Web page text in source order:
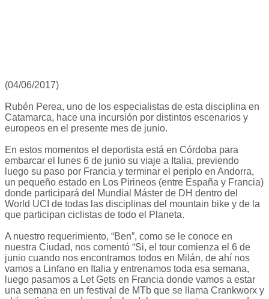
(04/06/2017)
Rubén Perea, uno de los especialistas de esta disciplina en
Catamarca, hace una incursión por distintos escenarios y
europeos en el presente mes de junio.
En estos momentos el deportista está en Córdoba para
embarcar el lunes 6 de junio su viaje a Italia, previendo
luego su paso por Francia y terminar el periplo en Andorra,
un pequeño estado en Los Pirineos (entre España y Francia)
donde participará del Mundial Máster de DH dentro del
World UCI de todas las disciplinas del mountain bike y de la
que participan ciclistas de todo el Planeta.
A nuestro requerimiento, “Ben”, como se le conoce en
nuestra Ciudad, nos comentó “Si, el tour comienza el 6 de
junio cuando nos encontramos todos en Milán, de ahí nos
vamos a Linfano en Italia y entrenamos toda esa semana,
luego pasamos a Let Gets en Francia donde vamos a estar
una semana en un festival de MTb que se llama Crankworx y